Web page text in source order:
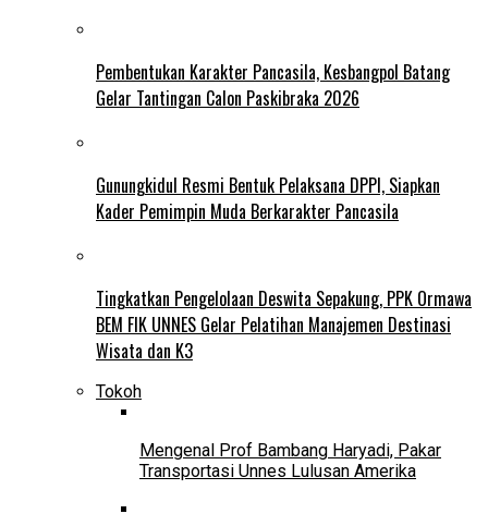
Pembentukan Karakter Pancasila, Kesbangpol Batang
Gelar Tantingan Calon Paskibraka 2026
Gunungkidul Resmi Bentuk Pelaksana DPPI, Siapkan
Kader Pemimpin Muda Berkarakter Pancasila
Tingkatkan Pengelolaan Deswita Sepakung, PPK Ormawa
BEM FIK UNNES Gelar Pelatihan Manajemen Destinasi
Wisata dan K3
Tokoh
Mengenal Prof Bambang Haryadi, Pakar
Transportasi Unnes Lulusan Amerika